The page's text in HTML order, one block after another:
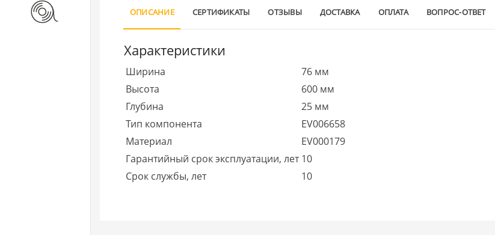
Расходные материалы
ОПИСАНИЕ СЕРТИФИКАТЫ ОТЗЫВЫ ДОСТАВКА ОПЛАТА ВОПРОС-ОТВЕТ
Характеристики
Ширина
76 мм
Высота
600 мм
Глубина
25 мм
Тип компонента
EV006658
Материал
EV000179
Гарантийный срок эксплуатации, лет 10
Срок службы, лет
10